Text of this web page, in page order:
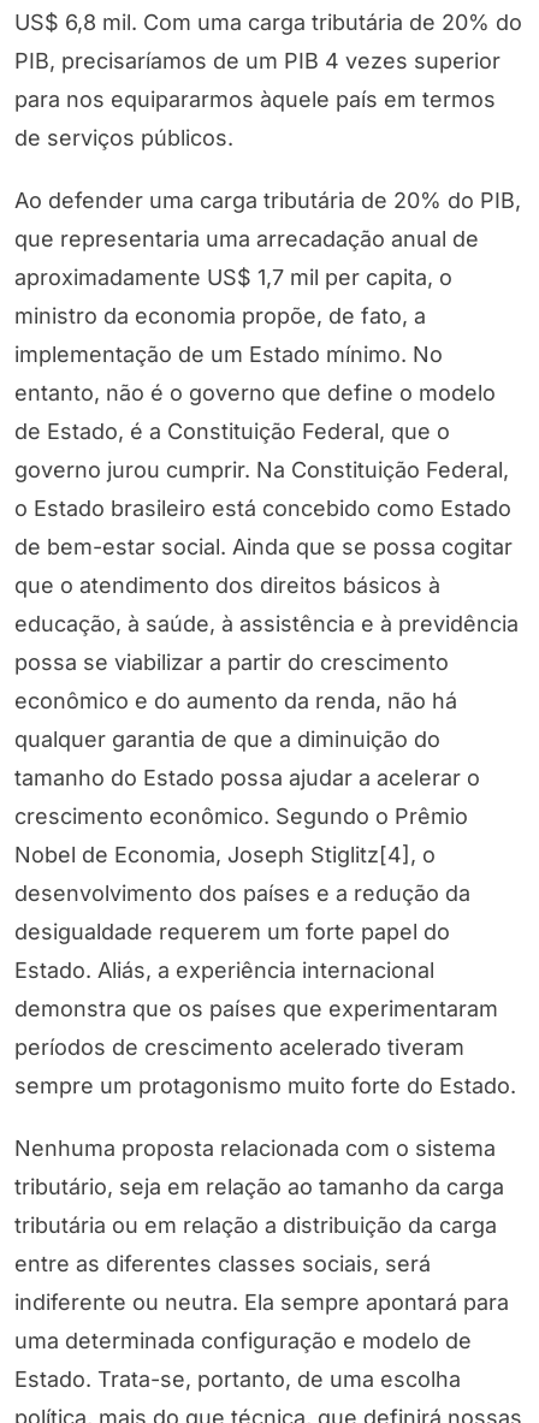
US$ 6,8 mil. Com uma carga tributária de 20% do
PIB, precisaríamos de um PIB 4 vezes superior
para nos equipararmos àquele país em termos
de serviços públicos.
Ao defender uma carga tributária de 20% do PIB,
que representaria uma arrecadação anual de
aproximadamente US$ 1,7 mil per capita, o
ministro da economia propõe, de fato, a
implementação de um Estado mínimo. No
entanto, não é o governo que define o modelo
de Estado, é a Constituição Federal, que o
governo jurou cumprir. Na Constituição Federal,
o Estado brasileiro está concebido como Estado
de bem-estar social. Ainda que se possa cogitar
que o atendimento dos direitos básicos à
educação, à saúde, à assistência e à previdência
possa se viabilizar a partir do crescimento
econômico e do aumento da renda, não há
qualquer garantia de que a diminuição do
tamanho do Estado possa ajudar a acelerar o
crescimento econômico. Segundo o Prêmio
Nobel de Economia, Joseph Stiglitz[4], o
desenvolvimento dos países e a redução da
desigualdade requerem um forte papel do
Estado. Aliás, a experiência internacional
demonstra que os países que experimentaram
períodos de crescimento acelerado tiveram
sempre um protagonismo muito forte do Estado.
Nenhuma proposta relacionada com o sistema
tributário, seja em relação ao tamanho da carga
tributária ou em relação a distribuição da carga
entre as diferentes classes sociais, será
indiferente ou neutra. Ela sempre apontará para
uma determinada configuração e modelo de
Estado. Trata-se, portanto, de uma escolha
política, mais do que técnica, que definirá nossas